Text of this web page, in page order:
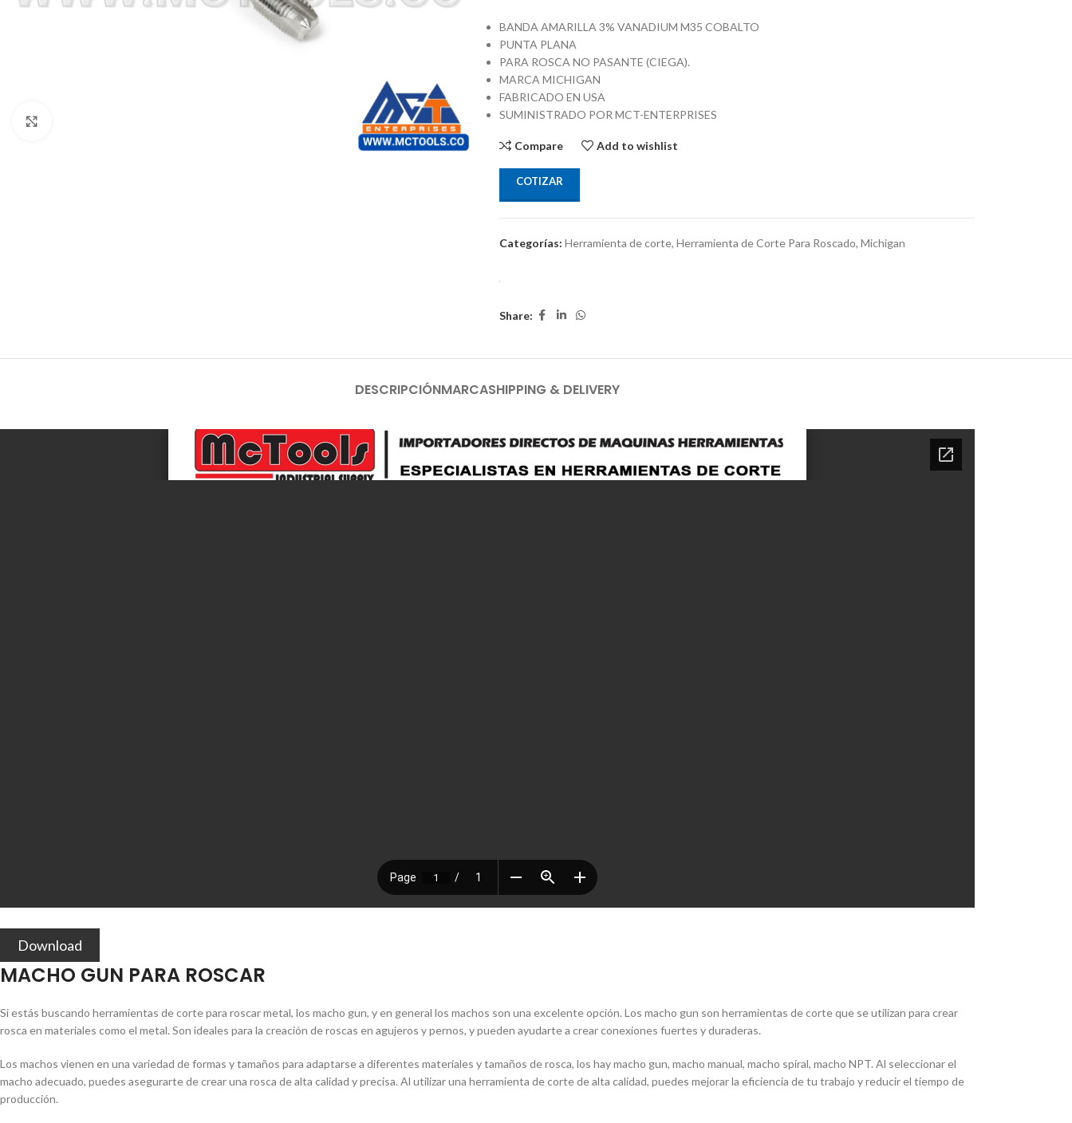
BANDA AMARILLA 3% VANADIUM M35 COBALTO
PUNTA PLANA
PARA ROSCA NO PASANTE (CIEGA).
MARCA MICHIGAN
FABRICADO EN USA
SUMINISTRADO POR MCT-ENTERPRISES
Compare Add to wishlist
COTIZAR
Categorías: Herramienta de corte, Herramienta de Corte Para Roscado, Michigan
Share:
DESCRIPCIÓNMARCASHIPPING & DELIVERY
Download
MACHO GUN PARA ROSCAR
Si estás buscando herramientas de corte para roscar metal, los macho gun, y en general los machos son una excelente opción. Los macho gun son herramientas de corte que se utilizan para crear
rosca en materiales como el metal. Son ideales para la creación de roscas en agujeros y pernos, y pueden ayudarte a crear conexiones fuertes y duraderas.
Los machos vienen en una variedad de formas y tamaños para adaptarse a diferentes materiales y tamaños de rosca, los hay macho gun, macho manual, macho spiral, macho NPT. Al seleccionar el
macho adecuado, puedes asegurarte de crear una rosca de alta calidad y precisa. Al utilizar una herramienta de corte de alta calidad, puedes mejorar la eficiencia de tu trabajo y reducir el tiempo de
producción.